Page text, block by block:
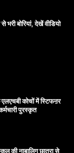
बोरियां, देखें वीडियो
कोचों में स्टिफऩर
पुरस्कृत
की नाबालिग छात्रा से